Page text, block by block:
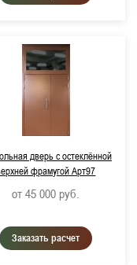
дверь с остеклённой
фрамугой Арт97
от 45 000 руб.
Заказать расчет